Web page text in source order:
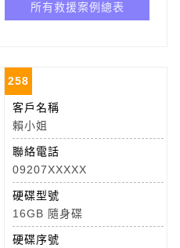
所有救援案例總表
258
客戶名稱
賴小姐
聯絡電話
09207XXXXX
硬碟型號
16GB 隨身碟
硬碟序號